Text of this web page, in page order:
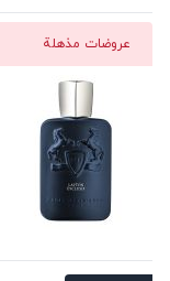
عروضات مذهلة